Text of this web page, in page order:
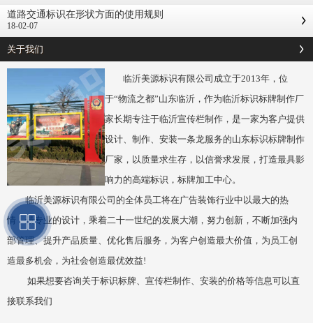
道路交通标识在形状方面的使用规则
18-02-07
关于我们
临沂美源标识有限公司成立于2013年，位
于“物流之都”山东临沂，作为临沂标识标牌制作厂
家长期专注于临沂宣传栏制作，是一家为客户提供
设计、制作、安装一条龙服务的山东标识标牌制作
厂家，以质量求生存，以信誉求发展，打造最具影
响力的高端标识，标牌加工中心。
临沂美源标识有限公司的全体员工将在广告装饰行业中以最大的热
情，最专业的设计，乘着二十一世纪的发展大潮，努力创新，不断加强内
部管理、提升产品质量、优化售后服务，为客户创造最大价值，为员工创
造最多机会，为社会创造最优效益!
如果想要咨询关于标识标牌、宣传栏制作、安装的价格等信息可以直
接联系我们